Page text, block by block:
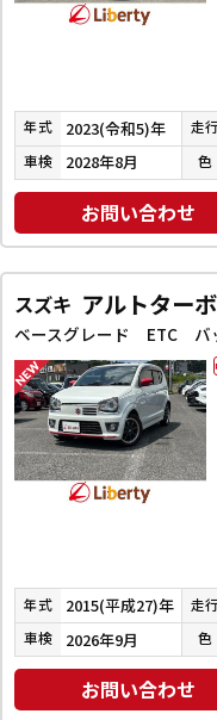
年式 2023(令和5)年 走行
車検 2028年8月 色
お問い合わせ
スズキ アルトター
年式 2015(平成27)年 走行
車検 2026年9月 色
お問い合わせ